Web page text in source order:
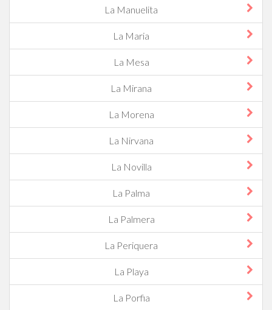
La Manuelita
La Maria
La Mesa
La Mirana
La Morena
La Nirvana
La Novilla
La Palma
La Palmera
La Periquera
La Playa
La Porfia